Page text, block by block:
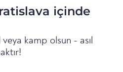
içinde
kamp olsun - asıl